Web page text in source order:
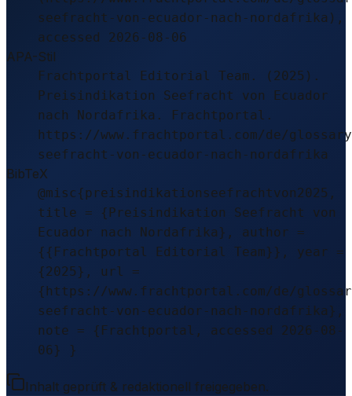
seefracht-von-ecuador-nach-nordafrika),
accessed 2026-08-06
APA-Stil
Frachtportal Editorial Team. (2025).
Preisindikation Seefracht von Ecuador
nach Nordafrika. Frachtportal.
https://www.frachtportal.com/de/
seefracht-von-ecuador-nach-nordafrika
BibTeX
@misc{preisindikationseefrachtvon2025,
title = {Preisindikation Seefracht von
Ecuador nach Nordafrika}, author =
{{Frachtportal Editorial Team}}, year =
{2025}, url =
{https://www.frachtportal.com/de/
seefracht-von-ecuador-nach-nordafrika},
note = {Frachtportal, accessed 2026-08-
06} }
Inhalt geprüft & redaktionell freigegeben.